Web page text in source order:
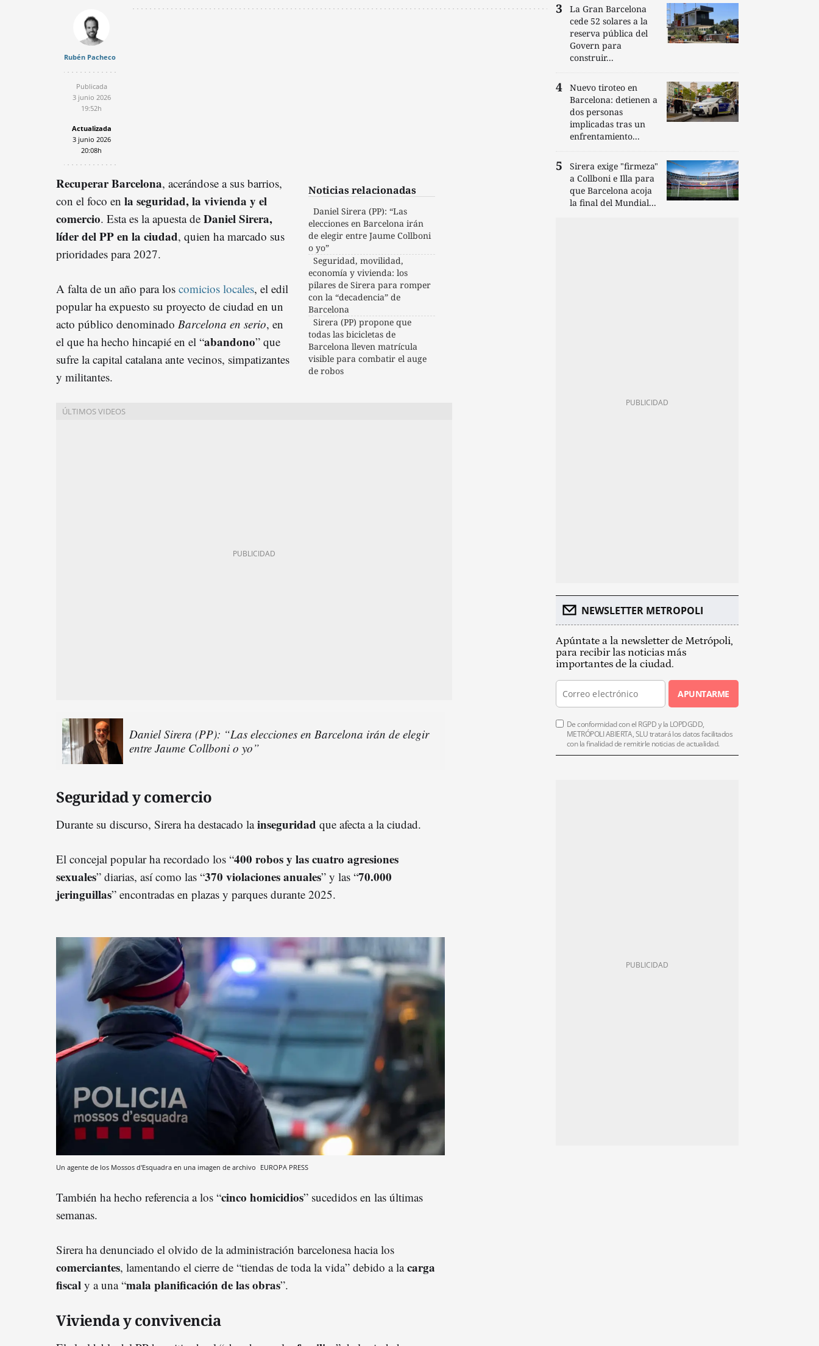
Rubén Pacheco
Publicada
3 junio 2026
19:52h
Actualizada
3 junio 2026
20:08h
Noticias relacionadas
Daniel Sirera (PP): “Las
elecciones en Barcelona irán
de elegir entre Jaume Collboni
o yo”
Seguridad, movilidad,
economía y vivienda: los
pilares de Sirera para romper
con la “decadencia” de
Barcelona
Sirera (PP) propone que
todas las bicicletas de
Barcelona lleven matrícula
visible para combatir el auge
de robos
Recuperar Barcelona, acerándose a sus barrios,
con el foco en la seguridad, la vivienda y el
comercio. Esta es la apuesta de Daniel Sirera,
líder del PP en la ciudad, quien ha marcado sus
prioridades para 2027.
A falta de un año para los comicios locales, el edil
popular ha expuesto su proyecto de ciudad en un
acto público denominado Barcelona en serio, en
el que ha hecho hincapié en el “abandono” que
sufre la capital catalana ante vecinos, simpatizantes
y militantes.
Daniel Sirera (PP): “Las elecciones en Barcelona irán de elegir
entre Jaume Collboni o yo”
Seguridad y comercio
Durante su discurso, Sirera ha destacado lainseguridad que afecta a la ciudad.
El concejal popular ha recordado los “400 robos y las cuatro agresiones
sexuales” diarias, así como las “370 violaciones anuales” y las “70.000
jeringuillas” encontradas en plazas y parques durante 2025.
Un agente de los Mossos d'Esquadra en una imagen de archivo EUROPA PRESS
También ha hecho referencia a los “cinco homicidios” sucedidos en las últimas
semanas.
Sirera ha denunciado el olvido de la administración barcelonesa hacia los
comerciantes, lamentando el cierre de “tiendas de toda la vida” debido a lacarga
fiscal y a una “mala planificación de lasobras”.
Vivienda y convivencia
La Gran Barcelona
cede 52 solares a la
reserva pública del
Govern para
construir...
Nuevo tiroteo en
Barcelona: detienen a
dos personas
implicadas tras un
enfrentamiento...
Sirera exige "firmeza"
a Collboni e Illa para
que Barcelona acoja
la final del Mundial...
NEWSLETTER METROPOLI
Apúntate a la newsletter de Metrópoli,
para recibir las noticias más
importantes de la ciudad.
APUNTARME
De conformidad con el RGPD y la LOPDGDD,
METRÓPOLI ABIERTA, SLU tratará los datos facilitados
con la finalidad de remitirle noticias de actualidad.